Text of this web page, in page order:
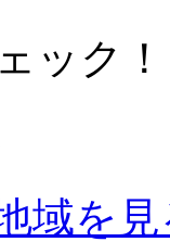
ック！
域を